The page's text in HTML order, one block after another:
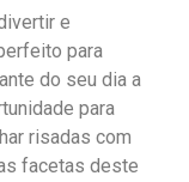
e
para
do seu dia a
para
risadas com
facetas deste